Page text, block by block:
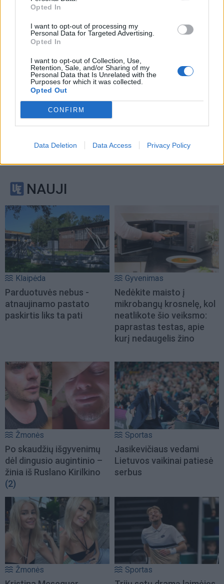
Opted In
I want to opt-out of processing my
Personal Data for Targeted Advertising.
Opted In
I want to opt-out of Collection, Use,
Retention, Sale, and/or Sharing of my
Personal Data that Is Unrelated with the
Purposes for which it was collected.
Opted Out
CONFIRM
Data Deletion Data Access Privacy Policy
pasaulinio karo laikų
Jekaterinburge, už 2000
NAUJI
Klaipėda
Parduotuvės nebus -
atnaujinamo pastato
paskirtis liks ta pati
Gyvenimas
Nedėkite maisto į
mikrobangų krosnelę, kol
neatlikote šio veiksmo:
paprastas testas, apie
kurį nedaugelis žino
Žmonės
Po skaudžių išgyvenimų
dėl dingusio augintinio –
žinia iš Ruslano Kirilkino
(2)
Sportas
Jasikevičiaus vedami
Lietuvos vaikinai patiesė
serbus
Žmonės Sportas